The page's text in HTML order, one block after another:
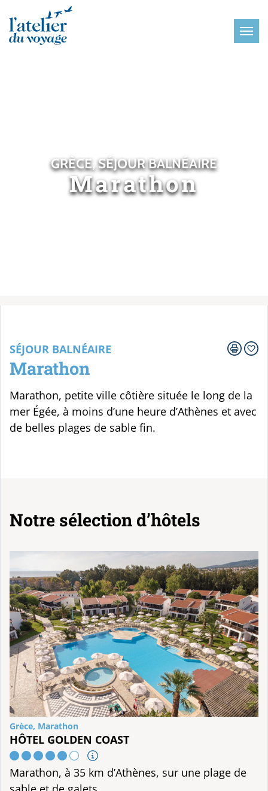
GRÈCE, SÉJOUR BALNÉAIRE
Marathon
SÉJOUR BALNÉAIRE
Marathon
Marathon, petite ville côtière située le long de la
mer Égée, à moins d’une heure d’Athènes et avec
de belles plages de sable fin.
Notre sélection d’hôtels
Grèce, Marathon
HÔTEL GOLDEN COAST
Marathon, à 35 km d’Athènes, sur une plage de
Panneau de gestion des cookies